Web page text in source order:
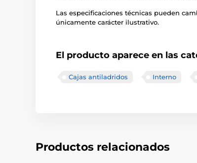
Las especificaciones técnicas pueden
únicamente carácter ilustrativo.
El producto aparece en las
Cajas antiladridos Interno
Productos relacionados